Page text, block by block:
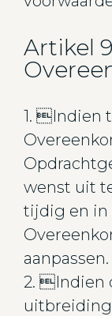
Artikel
1. Indien
wenst uit
tijdig en in
aanpassen.
2. Indien